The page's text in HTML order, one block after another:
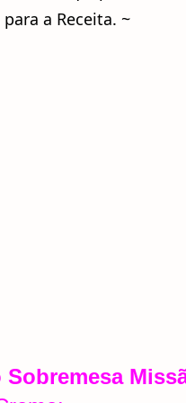
a Receita. ~